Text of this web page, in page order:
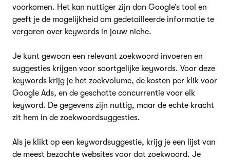
voorkomen. Het kan nuttiger zijn dan Google’s tool en
geeft je de mogelijkheid om gedetailleerde informatie te
vergaren over keywords in jouw niche.
Je kunt gewoon een relevant zoekwoord invoeren en
suggesties krijgen voor soortgelijke keywords. Voor deze
keywords krijg je het zoekvolume, de kosten per klik voor
Google Ads, en de geschatte concurrentie voor elk
keyword. De gegevens zijn nuttig, maar de echte kracht
zit hem in de zoekwoordsuggesties.
Als je klikt op een keywordsuggestie, krijg je een lijst van
de meest bezochte websites voor dat zoekwoord. Je